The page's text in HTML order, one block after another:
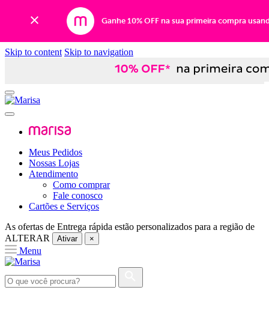
Ganhe 10% OFF na sua primeira compra
Skip to content Skip to navigation
Meus Pedidos
Nossas Lojas
Atendimento
Como comprar
Fale conosco
Cartões e Serviços
As ofertas de Entrega rápida estão personalizados para a região de
ALTERAR
Ativar ×
Menu